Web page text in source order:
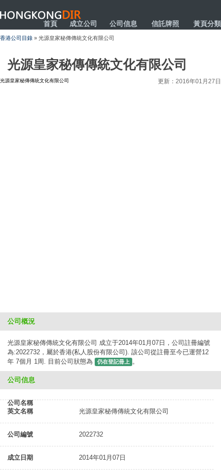
HONGKONGDIR
首頁 成立公司 公司信息 信託牌照 黃頁分類
香港公司目錄 » 光源皇家秘傳傳統文化有限公司
光源皇家秘傳傳統文化有限公司
光源皇家秘傳傳統文化有限公司 更新：2016年01月27日
公司概況
光源皇家秘傳傳統文化有限公司 成立于2014年01月07日，公司註冊編號
為:2022732，屬於香港(私人股份有限公司). 該公司從註冊至今已運營12
年 7個月 1周. 目前公司狀態為
仍在登記冊上 。
公司信息
公司名稱
英文名稱
光源皇家秘傳傳統文化有限公司
公司編號 2022732
成立日期 2014年01月07日